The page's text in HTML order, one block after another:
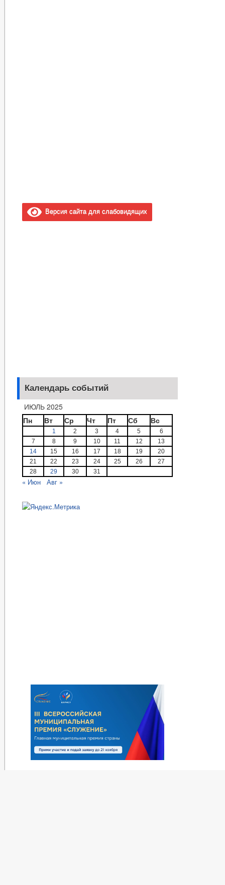
Версия сайта для слабовидящих
Календарь событий
ИЮЛЬ 2025
Пн
Вт Ср Чт Пт Сб Вс
1 2 3 4 5
6
7
8 9 10 11 12
13
14
15 16 17 18 19
20
21
22 23 24 25 26
27
28
29 30 31
« Июн Авг »